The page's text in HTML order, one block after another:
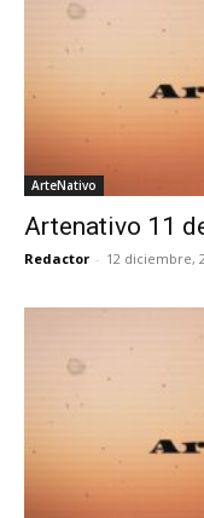
ArteNativo
Artenativo 11
Redactor - 12 diciembre,